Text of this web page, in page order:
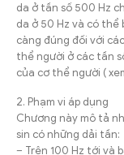
da ở tần số 500 Hz
da ở 50 Hz và có
càng đúng đối với
thể người ở các tần
của cơ thể người (
2. Phạm vi áp dụng
Chương này mô tả
sin có những dải tần:
– Trên 100 Hz tới và